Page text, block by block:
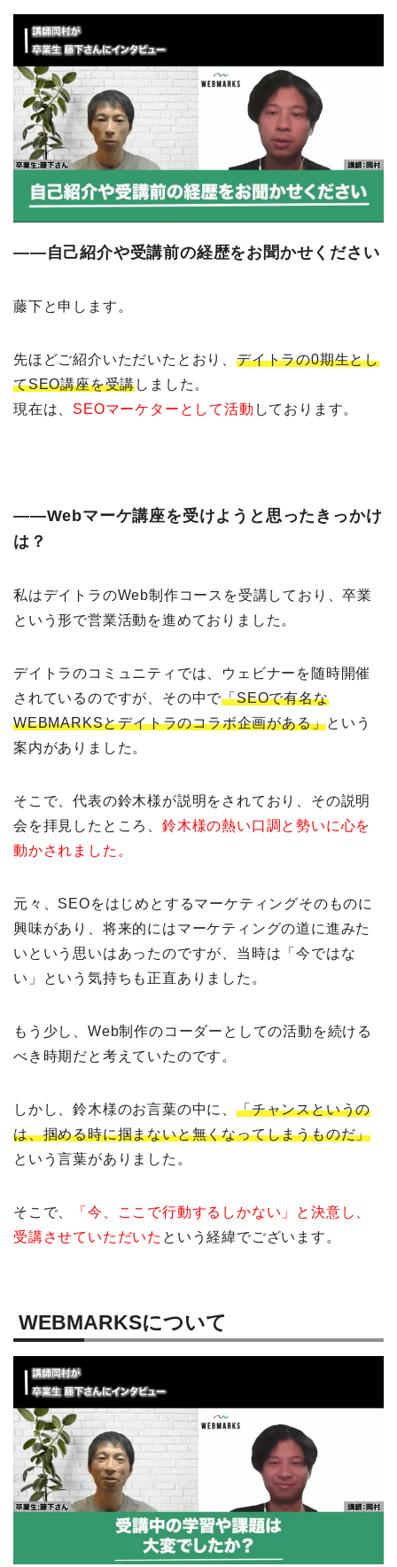
――自己紹介や受講前の経歴をお聞かせください
藤下と申します。
先ほどご紹介いただいたとおり、 デイトラの0期生とし
てSEO講座を受講しました。
現在は、 SEOマーケターとして活動 しております。
――Webマーケ講座を受けようと思ったきっかけ
は？
私はデイトラのWeb制作コースを受講しており、卒業
という形で営業活動を進めておりました。
デイトラのコミュニティでは、ウェビナーを随時開催
されているのですが、その中で「SEOで有名な
WEBMARKSとデイトラのコラボ企画がある」という
案内がありました。
そこで、代表の鈴木様が説明をされており、その説明
会を拝見したところ、 鈴木様の熱い口調と勢いに心を
動かされました。
元々、SEOをはじめとするマーケティングそのものに
興味があり、将来的にはマーケティングの道に進みた
いという思いはあったのですが、当時は「今ではな
い」という気持ちも正直ありました。
もう少し、Web制作のコーダーとしての活動を続ける
べき時期だと考えていたのです。
しかし、鈴木様のお言葉の中に、 「チャンスというの
は、掴める時に掴まないと無くなってしまうものだ」
という言葉がありました。
そこで、
「今、ここで行動するしかない」と決意し、
受講させていただいた という経緯でございます。
WEBMARKSについて